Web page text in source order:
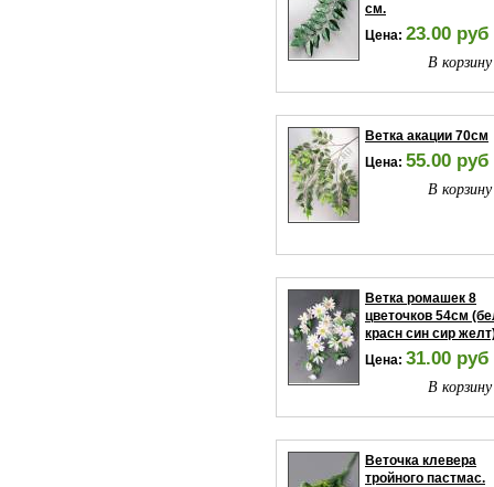
см.
Цена: 23.00 руб
В
Ветка акации 70см
Цена: 55.00 руб
В
Ветка ромашек 8
цветочков 54см
красн син сир
Цена: 31.00 руб
В
Веточка клевера
тройного пастмас.